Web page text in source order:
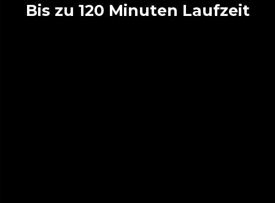
Bis zu 120 Minuten Laufzeit